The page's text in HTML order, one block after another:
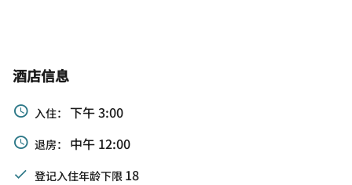
酒店信息
入住： 下午 3:00
退房： 中午 12:00
登记入住年龄下限 18